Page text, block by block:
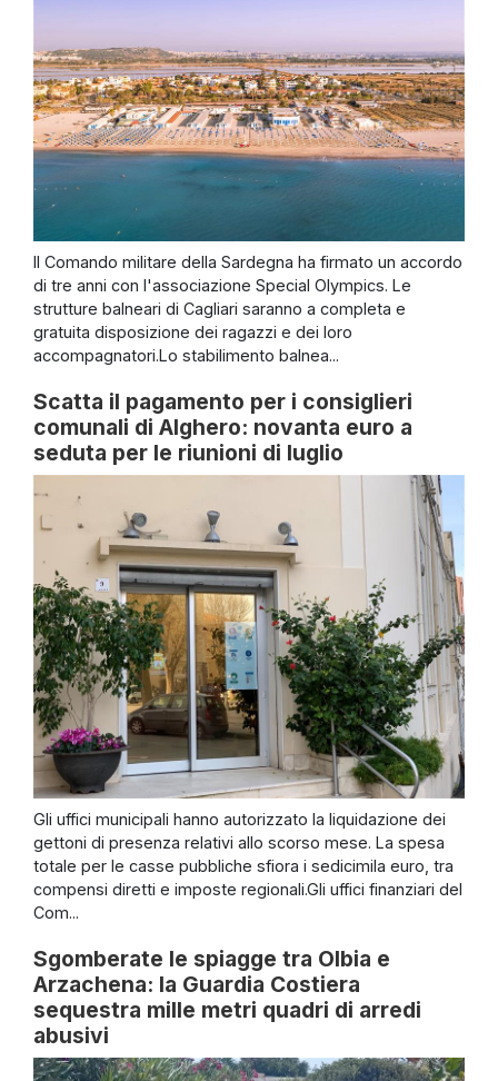
Il Comando militare della Sardegna ha firmato un accordo
di tre anni con l'associazione Special Olympics. Le
strutture balneari di Cagliari saranno a completa e
gratuita disposizione dei ragazzi e dei loro
accompagnatori.Lo stabilimento balnea...
Scatta il pagamento per i consiglieri
comunali di Alghero: novanta euro a
seduta per le riunioni di luglio
Gli uffici municipali hanno autorizzato la liquidazione dei
gettoni di presenza relativi allo scorso mese. La spesa
totale per le casse pubbliche sfiora i sedicimila euro, tra
compensi diretti e imposte regionali.Gli uffici finanziari del
Com...
Sgomberate le spiagge tra Olbia e
Arzachena: la Guardia Costiera
sequestra mille metri quadri di arredi
abusivi